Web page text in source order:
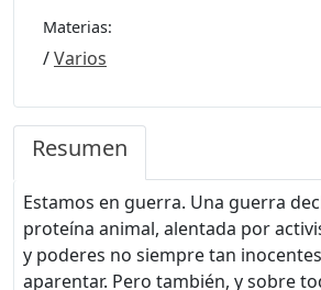
Materias:
/Varios
Resumen
Estamos en guerra. Una guerra
proteína animal, alentada por
y poderes no siempre tan
aparentar. Pero también, y sobre